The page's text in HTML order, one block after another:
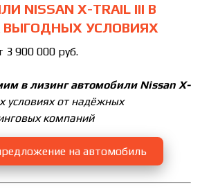
NISSAN X-TRAIL III В
ВЫГОДНЫХ УСЛОВИЯХ
3 900 000 руб.
в лизинг автомобили Nissan X-
условиях от надёжных
компаний
на автомобиль